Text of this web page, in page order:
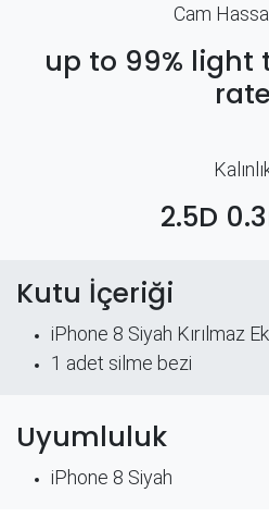
Cam
up to 99% light
rate
2.5D
Kutu İçeriği
iPhone 8 Siyah Kırılmaz
​1 adet silme bezi
Uyumluluk
iPhone 8 Siyah